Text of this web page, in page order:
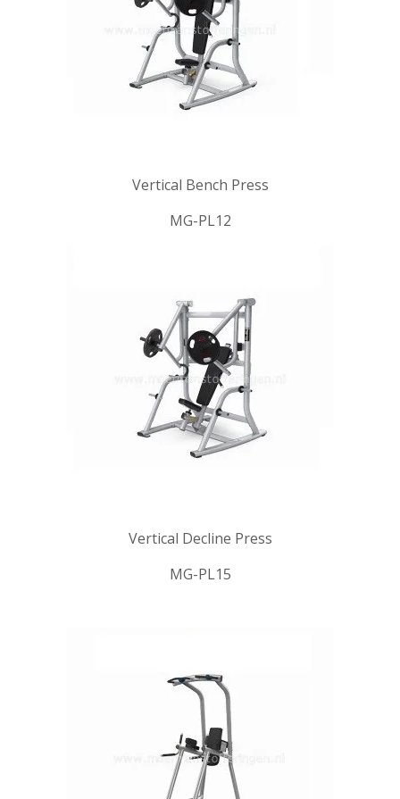
Vertical Bench Press
MG-PL12
Vertical Decline Press
MG-PL15